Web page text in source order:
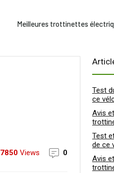
Meilleures trottinettes
7850 Views 0
Test
ce
Avis
Test
de ce
Avis